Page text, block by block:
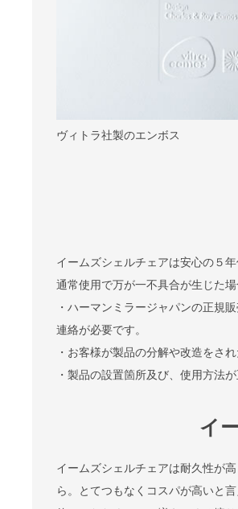
ヴィトラ社製のエンボス
イームズシェルチェアは安心の５
通常使用で万が一不具合が生じた
・ハーマンミラージャパンの正規
連絡が必要です。
・お客様が製品の分解や改造をさ
・製品の設置箇所及び、使用方法
イ
イームズシェルチェアは耐久性が
ら。とてつもなくコスパが高いと